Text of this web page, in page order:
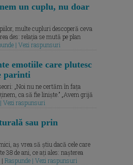
un cuplu, nu doar
multe cupluri descoperă ceva
des: relația se mută pe plan
| Vezi raspunsuri
emotiile care plutesc
parinti
„Noi nu ne certăm în fața
ca să fie liniște.” „Avem grijă
Vezi raspunsuri
sau prin
aș vrea să știu dacă cele care
38 de ani, ce ați ales: nașterea
Raspunde | Vezi raspunsuri